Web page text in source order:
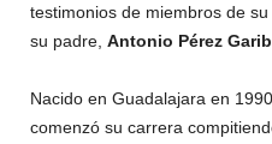
testimonios de miembros de
su padre, Antonio Pérez
Nacido en Guadalajara en
comenzó su carrera